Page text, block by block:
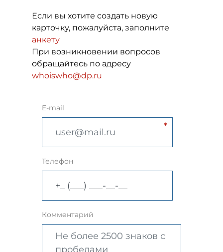
Если вы хотите создать новую
карточку, пожалуйста, заполните
анкету
При возникновении вопросов
обращайтесь по адресу
whoiswho@dp.ru
E-mail
Телефон
Комментарий